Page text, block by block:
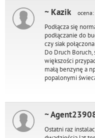
~ Kazik ocena:
Podłącza się
podłączanie do
czy siak
Do Druch
większości
małą benzynę a
popalonymi
~
Ostatni raz